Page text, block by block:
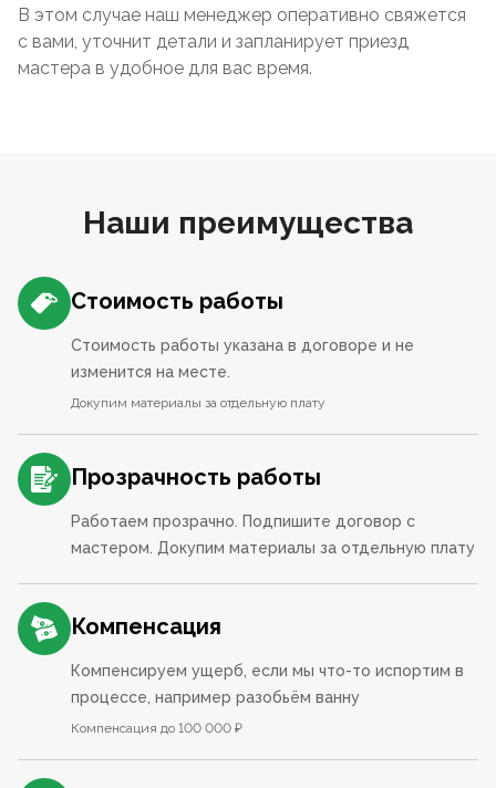
В этом случае наш менеджер оперативно свяжется
с вами, уточнит детали и запланирует приезд
мастера в удобное для вас время.
Наши преимущества
Стоимость работы
Стоимость работы указана в договоре и не
изменится на месте.
Докупим материалы за отдельную плату
Прозрачность работы
Работаем прозрачно. Подпишите договор с
мастером. Докупим материалы за отдельную плату
Компенсация
Компенсируем ущерб, если мы что-то испортим в
процессе, например разобьём ванну
Компенсация до 100 000 ₽